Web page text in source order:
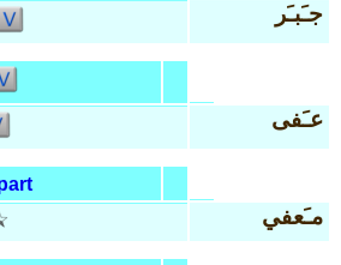
جـَبـَر
عـَفى
مـَعفي